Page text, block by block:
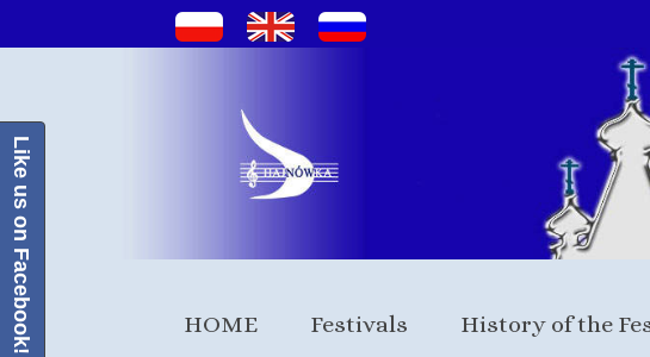
HOME Festivals History of the
Like us on Facebook!